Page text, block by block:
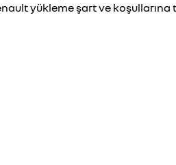
yükleme şart ve koşullarına